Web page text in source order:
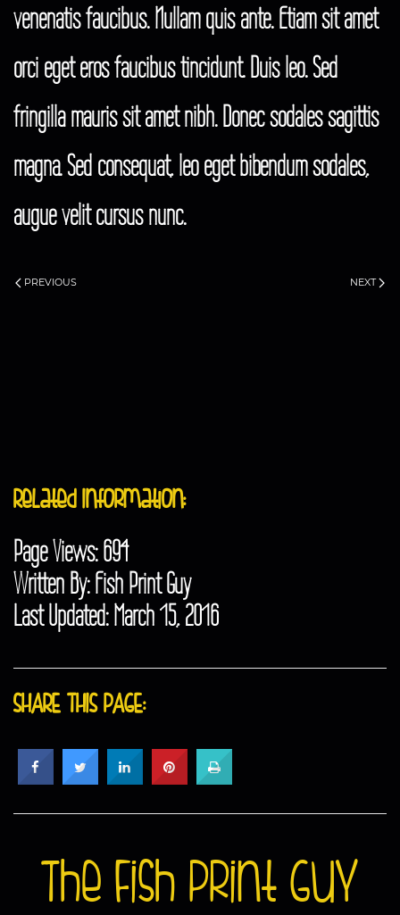
venenatis faucibus. Nullam quis ante. Etiam sit amet
orci eget eros faucibus tincidunt. Duis leo. Sed
fringilla mauris sit amet nibh. Donec sodales sagittis
magna. Sed consequat, leo eget bibendum sodales,
augue velit cursus nunc.
PREVIOUS NEXT
Related Information:
Page Views: 694
Written By: Fish Print Guy
Last Updated: March 15, 2016
SHARE THIS PAGE:
The Fish Print Guy